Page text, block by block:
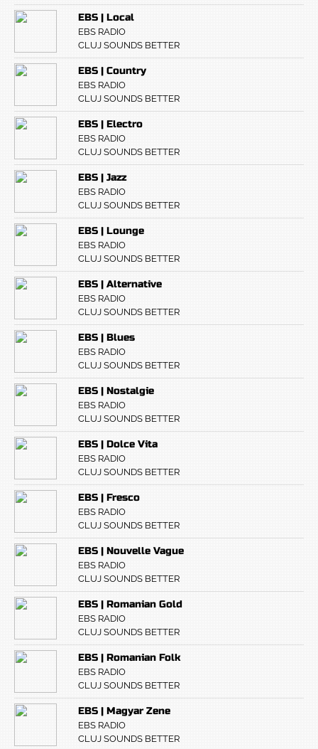
EBS | Local
EBS RADIO
CLUJ SOUNDS BETTER
EBS | Country
EBS RADIO
CLUJ SOUNDS BETTER
EBS | Electro
EBS RADIO
CLUJ SOUNDS BETTER
EBS | Jazz
EBS RADIO
CLUJ SOUNDS BETTER
EBS | Lounge
EBS RADIO
CLUJ SOUNDS BETTER
EBS | Alternative
EBS RADIO
CLUJ SOUNDS BETTER
EBS | Blues
EBS RADIO
CLUJ SOUNDS BETTER
EBS | Nostalgie
EBS RADIO
CLUJ SOUNDS BETTER
EBS | Dolce Vita
EBS RADIO
CLUJ SOUNDS BETTER
EBS | Fresco
EBS RADIO
CLUJ SOUNDS BETTER
EBS | Nouvelle Vague
EBS RADIO
CLUJ SOUNDS BETTER
EBS | Romanian Gold
EBS RADIO
CLUJ SOUNDS BETTER
EBS | Romanian Folk
EBS RADIO
CLUJ SOUNDS BETTER
EBS | Magyar Zene
EBS RADIO
CLUJ SOUNDS BETTER